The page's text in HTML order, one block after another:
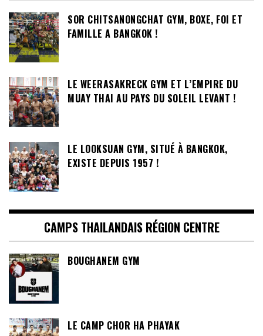
SOR CHITSANONGCHAT GYM, BOXE, FOI ET
FAMILLE A BANGKOK !
LE WEERASAKRECK GYM ET L’EMPIRE DU
MUAY THAI AU PAYS DU SOLEIL LEVANT !
LE LOOKSUAN GYM, SITUÉ À BANGKOK,
EXISTE DEPUIS 1957 !
CAMPS THAILANDAIS RÉGION CENTRE
BOUGHANEM GYM
LE CAMP CHOR HA PHAYAK